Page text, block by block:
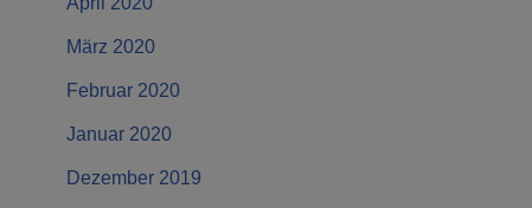
März 2020
Februar 2020
Januar 2020
Dezember 2019